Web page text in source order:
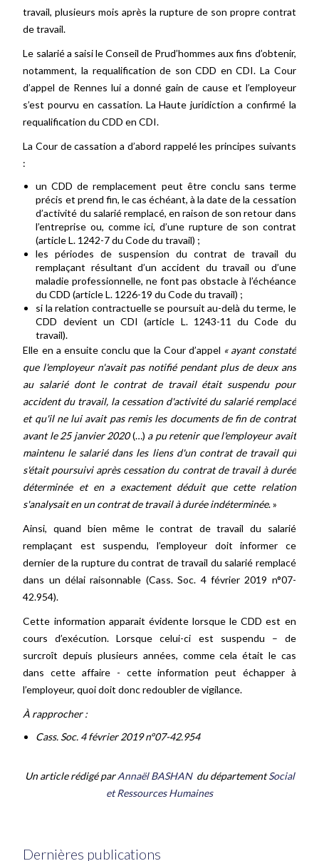
travail, plusieurs mois après la rupture de son propre contrat
de travail.
Le salarié a saisi le Conseil de Prud’hommes aux fins d’obtenir,
notamment, la requalification de son CDD en CDI. La Cour
d’appel de Rennes lui a donné gain de cause et l’employeur
s’est pourvu en cassation. La Haute juridiction a confirmé la
requalification du CDD en CDI.
La Cour de cassation a d’abord rappelé les principes suivants
:
un CDD de remplacement peut être conclu sans terme
précis et prend fin, le cas échéant, à la date de la cessation
d’activité du salarié remplacé, en raison de son retour dans
l’entreprise ou, comme ici, d’une rupture de son contrat
(article L. 1242-7 du Code du travail) ;
les périodes de suspension du contrat de travail du
remplaçant résultant d’un accident du travail ou d’une
maladie professionnelle, ne font pas obstacle à l’échéance
du CDD (article L. 1226-19 du Code du travail) ;
si la relation contractuelle se poursuit au-delà du terme, le
CDD devient un CDI (article L. 1243-11 du Code du
travail).
Elle en a ensuite conclu que la Cour d’appel « ayant constaté
que l'employeur n'avait pas notifié pendant plus de deux ans
au salarié dont le contrat de travail était suspendu pour
accident du travail, la cessation d'activité du salarié remplacé
et qu'il ne lui avait pas remis les documents de fin de contrat
avant le 25 janvier 2020(…) a pu retenir que l'employeur avait
maintenu le salarié dans les liens d'un contrat de travail qui
s'était poursuivi après cessation du contrat de travail à durée
déterminée et en a exactement déduit que cette relation
s'analysait en un contrat de travail à durée indéterminée. »
Ainsi, quand bien même le contrat de travail du salarié
remplaçant est suspendu, l’employeur doit informer ce
dernier de la rupture du contrat de travail du salarié remplacé
dans un délai raisonnable (Cass. Soc. 4 février 2019 n°07-
42.954).
Cette information apparait évidente lorsque le CDD est en
cours d’exécution. Lorsque celui-ci est suspendu – de
surcroît depuis plusieurs années, comme cela était le cas
dans cette affaire - cette information peut échapper à
l’employeur, quoi doit donc redoubler de vigilance.
À rapprocher :
Cass. Soc. 4 février 2019 n°07-42.954
Un article rédigé parAnnaël BASHANdu départementSocial
et Ressources Humaines
Dernières publications